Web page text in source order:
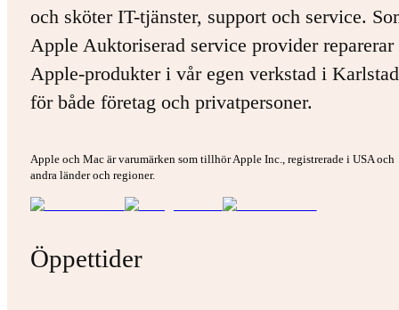
och sköter IT-tjänster, support och service.
Apple Auktoriserad service provider
Apple-produkter i vår egen verkstad i
för både företag och privatpersoner.
Apple och Mac är varumärken som tillhör Apple Inc., registrerade i USA och
andra länder och regioner.
Öppettider